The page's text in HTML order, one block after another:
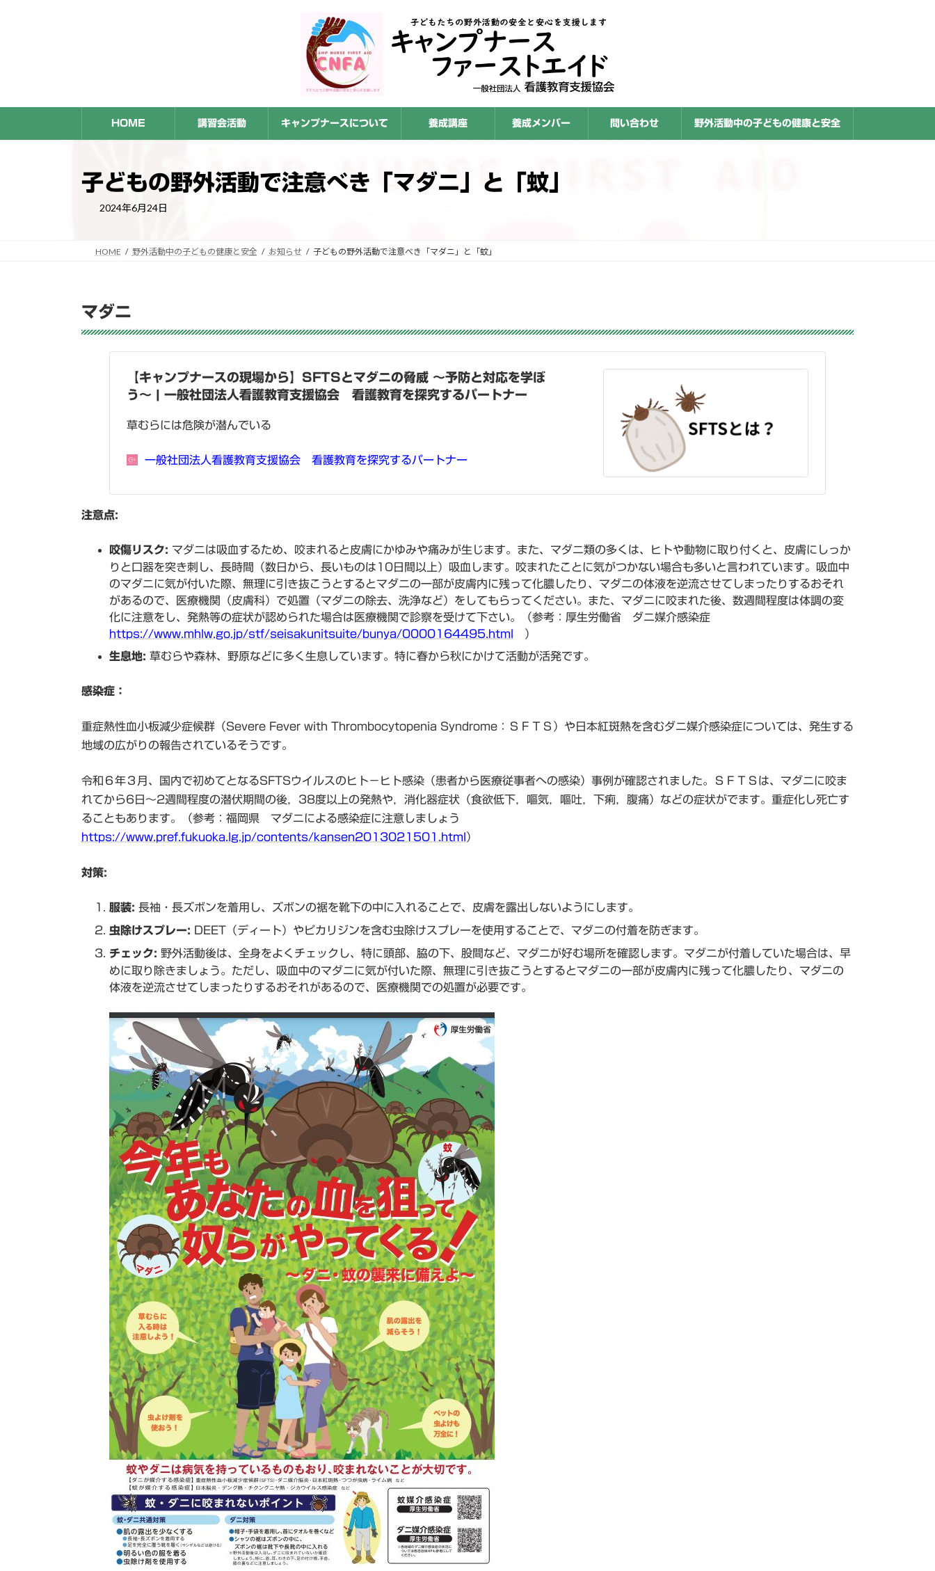
ス
ッ
ン
移
HOME 講習会活動 キャンプナースについて 養成講座 養成メンバー 問い合わせ 野外活動中の子どもの健康と安全
子どもの野外活動で注意べき「マダニ」と「蚊」
2024年6月24日
HOME 野外活動中の子どもの健康と安全 お知らせ 子どもの野外活動で注意べき「マダニ」と「蚊」
マダニ
【キャンプナースの現場から】SFTSとマダニの脅威 〜予防と対応を学ぼ
う〜 | 一般社団法人看護教育支援協会 看護教育を探究するパートナー
草むらには危険が潜んでいる
一般社団法人看護教育支援協会 看護教育を探究するパートナー
注意点:
咬傷リスク: マダニは吸血するため、咬まれると皮膚にかゆみや痛みが生じます。また、マダニ類の多くは、ヒトや動物に取り付くと、皮膚にしっか
りと口器を突き刺し、長時間（数日から、長いものは10日間以上）吸血します。咬まれたことに気がつかない場合も多いと言われています。吸血中
のマダニに気が付いた際、無理に引き抜こうとするとマダニの一部が皮膚内に残って化膿したり、マダニの体液を逆流させてしまったりするおそれ
があるので、医療機関（皮膚科）で処置（マダニの除去、洗浄など）をしてもらってください。また、マダニに咬まれた後、数週間程度は体調の変
化に注意をし、発熱等の症状が認められた場合は医療機関で診察を受けて下さい。（参考：厚生労働省 ダニ媒介感染症
https://www.mhlw.go.jp/stf/seisakunitsuite/bunya/0000164495.html ）
生息地: 草むらや森林、野原などに多く生息しています。特に春から秋にかけて活動が活発です。
感染症：
重症熱性血小板減少症候群（Severe Fever with Thrombocytopenia Syndrome：ＳＦＴＳ）や日本紅斑熱を含むダニ媒介感染症については、発生する
地域の広がりの報告されているそうです。
令和６年３月、国内で初めてとなるSFTSウイルスのヒト－ヒト感染（患者から医療従事者への感染）事例が確認されました。ＳＦＴＳは、マダニに咬ま
れてから6日～2週間程度の潜伏期間の後，38度以上の発熱や，消化器症状（食欲低下，嘔気，嘔吐，下痢，腹痛）などの症状がでます。重症化し死亡す
ることもあります。（参考：福岡県 マダニによる感染症に注意しましょう
https://www.pref.fukuoka.lg.jp/contents/kansen2013021501.html）
対策:
服装: 長袖・長ズボンを着用し、ズボンの裾を靴下の中に入れることで、皮膚を露出しないようにします。
虫除けスプレー: DEET（ディート）やピカリジンを含む虫除けスプレーを使用することで、マダニの付着を防ぎます。
チェック: 野外活動後は、全身をよくチェックし、特に頭部、脇の下、股間など、マダニが好む場所を確認します。マダニが付着していた場合は、早
めに取り除きましょう。ただし、吸血中のマダニに気が付いた際、無理に引き抜こうとするとマダニの一部が皮膚内に残って化膿したり、マダニの
体液を逆流させてしまったりするおそれがあるので、医療機関での処置が必要です。